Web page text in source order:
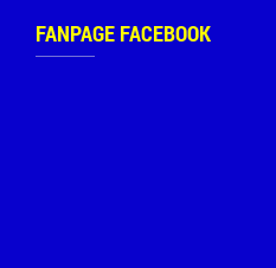
FANPAGE FACEBOOK